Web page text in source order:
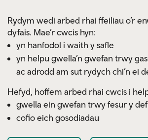
Rydym wedi arbed rhai ffeiliau o’r
dyfais. Mae’r cwcis hyn:
yn hanfodol i waith y safle
yn helpu gwella’n gwefan trwy
ac adrodd am sut rydych chi’n ei
Hefyd, hoffem arbed rhai cwcis i
gwella ein gwefan trwy fesur y
cofio eich gosodiadau